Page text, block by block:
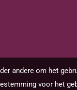
andere om het
voor het